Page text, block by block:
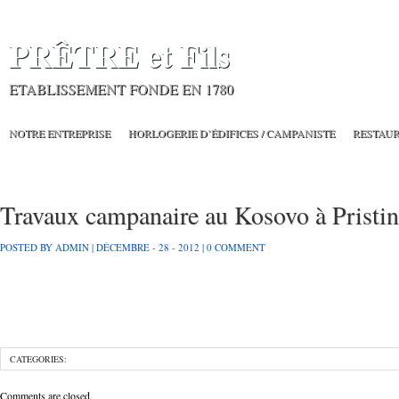
PRÊTRE et Fils
ETABLISSEMENT FONDE EN 1780
NOTRE ENTREPRISE HORLOGERIE D’ÉDIFICES / CAMPANISTE
BLOG HORLOGERIE MONUMENTALE ACTIVITÉS
Travaux campanaire au Kosovo à
POSTED BY ADMIN | DÉCEMBRE - 28 - 2012 | 0 COMMENT
CATEGORIES:
Comments are closed.